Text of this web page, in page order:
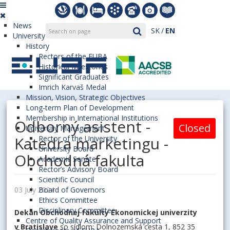
SK EN
News
University
History
Rectors of the EUBA
Historical Milestones
Significant Graduates
Imrich Karvaš Medal
Mission, Vision, Strategic Objectives
Long-term Plan of Development
Membership in International Institutions
University Management
Rector of the University
University Board
Academic Senate
Rector’s Advisory Board
Scientific Council
Board of Governors
Ethics Committee
Disciplinary Committee
Centre of Quality Assurance and Support
Odborný asistent -
Katedra marketingu -
Obchodná fakulta
Closed
03 July 2024
Dekan Obchodnej fakulty Ekonomickej univerzity
v Bratislaveso sídlom: Dolnozemská cesta 1, 852 35